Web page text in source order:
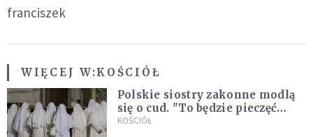
franciszek
WIĘCEJ W:KOŚCIÓŁ
Polskie siostry zakonne modlą
się o cud. "To będzie pieczęć
Pana Boga dla naszej wiary"
KOŚCIÓŁ